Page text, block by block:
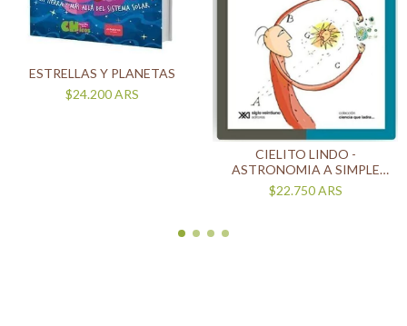
ESTRELLAS Y PLANETAS
$24.200ARS
CIELITO LINDO -
ASTRONOMIA A SIMPLE
VISTA
$22.750ARS